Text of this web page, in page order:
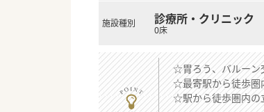
施設種別 診療所・クリニック
0床
☆胃ろう、バルーン
☆最寄駅から徒歩圏
☆駅から徒歩圏内の